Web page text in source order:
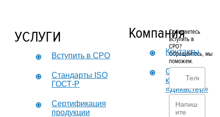
УСЛУГИ
Вступить в СРО
Стандарты ISO
ГОСТ-Р
Сертификация
продукции
Компания
Контакты
О
компании
«Дикастер»
Собираетесь
вступить в
СРО?
Обращайтесь, мы
поможем.